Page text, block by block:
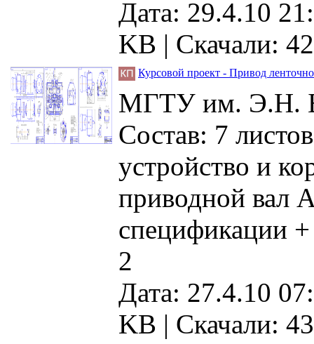
Дата: 29.4.10
KB | Скачали: 42
Курсовой проект - Привод
МГТУ им. Э.Н.
Состав: 7
устройство и
приводной вал
спецификации
2
Дата: 27.4.10
KB | Скачали: 43